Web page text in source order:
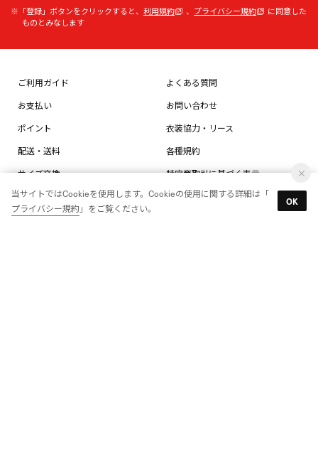
※「登録」ボタンをクリックすると、 利用規約 、 プライバシー規約
に同意した
ものとみなします
ご利用ガイド
お支払い
ポイント
配送・送料
サイズ交換
返品・返金
店舗受取り
よくある質問
お問い合わせ
衣装協力・リース
各種規約
特定商取引に基づく表示
直営店情報
当サイトではCookieを使用します。Cookieの使用に関する詳細は「
プライバシー規約 」をご覧ください。
OK